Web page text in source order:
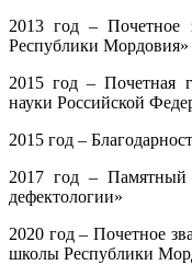
2013 год – Почетное
Республики Мордовия»
2015 год – Почетная
науки Российской
2015 год –
2017 год – Памятный
дефектологии»
2020 год – Почетное
школы Республики